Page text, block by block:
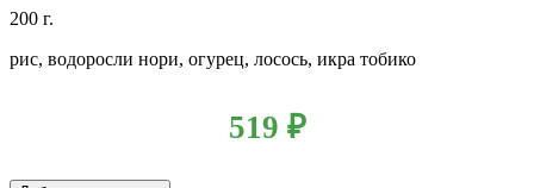
200 г.
рис, водоросли нори, огурец, лосось, икра тобико
519 ₽